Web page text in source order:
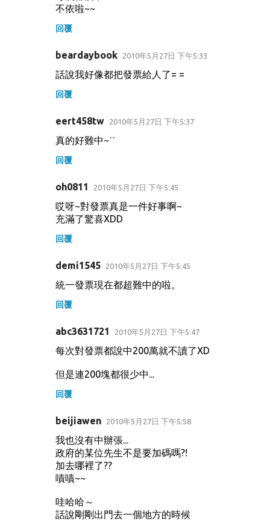
不依啦~~
回覆
beardaybook 2010年5月27日 下午5:33
話說我好像都把發票給人了= =
回覆
eert458tw 2010年5月27日 下午5:37
真的好難中~ˊˋ
回覆
oh0811 2010年5月27日 下午5:45
哎呀~對發票真是一件好事啊~
充滿了驚喜XDD
回覆
demi1545 2010年5月27日 下午5:45
統一發票現在都超難中的啦。
回覆
abc3631721 2010年5月27日 下午5:47
每次對發票都說中200萬就不讀了XD
但是連200塊都很少中...
回覆
beijiawen 2010年5月27日 下午5:58
我也沒有中辦張...
政府的某位先生不是要加碼嗎?!
加去哪裡了??
嘖嘖~~
哇哈哈～
話說剛剛出門去一個地方的時候